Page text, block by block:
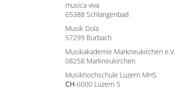
musica viva
65388 Schlangenbad
Musik Dola
57299 Burbach
Musikakademie Markneukirchen e.V.
08258 Markneukirchen
Musikhochschule Luzern MHS
CH-6000 Luzern 5